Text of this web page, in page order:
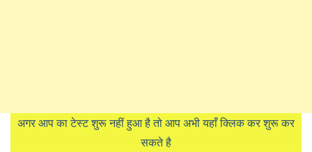
अगर आप का टेस्ट शुरू नहीं हुआ है तो आप अभी यहाँ क्लिक कर शुरू कर
सकते है